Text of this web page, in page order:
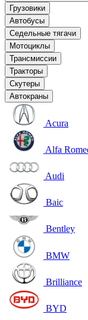
Грузовики
Автобусы
Седельные тягачи
Мотоциклы
Трансмиссии
Тракторы
Скутеры
Автокраны
Acura
Alfa
Audi
Baic
Bentley
BMW
Brilliance
BYD